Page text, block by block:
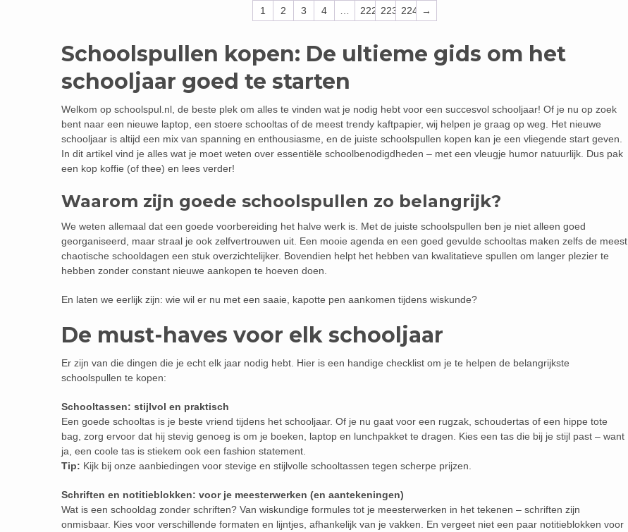
1 2 3 4 222 223 224 →
Schoolspullen kopen: De ultieme gids om het
schooljaar goed te starten
Welkom op schoolspul.nl, de beste plek om alles te vinden wat je nodig hebt voor een succesvol schooljaar! Of je nu op zoek
bent naar een nieuwe laptop, een stoere schooltas of de meest trendy kaftpapier, wij helpen je graag op weg. Het nieuwe
schooljaar is altijd een mix van spanning en enthousiasme, en de juiste schoolspullen kopen kan je een vliegende start geven.
In dit artikel vind je alles wat je moet weten over essentiële schoolbenodigdheden – met een vleugje humor natuurlijk. Dus pak
een kop koffie (of thee) en lees verder!
Waarom zijn goede schoolspullen zo belangrijk?
We weten allemaal dat een goede voorbereiding het halve werk is. Met de juiste schoolspullen ben je niet alleen goed
georganiseerd, maar straal je ook zelfvertrouwen uit. Een mooie agenda en een goed gevulde schooltas maken zelfs de meest
chaotische schooldagen een stuk overzichtelijker. Bovendien helpt het hebben van kwalitatieve spullen om langer plezier te
hebben zonder constant nieuwe aankopen te hoeven doen.
En laten we eerlijk zijn: wie wil er nu met een saaie, kapotte pen aankomen tijdens wiskunde?
De must-haves voor elk schooljaar
Er zijn van die dingen die je echt elk jaar nodig hebt. Hier is een handige checklist om je te helpen de belangrijkste
schoolspullen te kopen:
Schooltassen: stijlvol en praktisch
Een goede schooltas is je beste vriend tijdens het schooljaar. Of je nu gaat voor een rugzak, schoudertas of een hippe tote
bag, zorg ervoor dat hij stevig genoeg is om je boeken, laptop en lunchpakket te dragen. Kies een tas die bij je stijl past – want
ja, een coole tas is stiekem ook een fashion statement.
Tip: Kijk bij onze aanbiedingen voor stevige en stijlvolle schooltassen tegen scherpe prijzen.
Schriften en notitieblokken: voor je meesterwerken (en aantekeningen)
Wat is een schooldag zonder schriften? Van wiskundige formules tot je meesterwerken in het tekenen – schriften zijn
onmisbaar. Kies voor verschillende formaten en lijntjes, afhankelijk van je vakken. En vergeet niet een paar notitieblokken voor